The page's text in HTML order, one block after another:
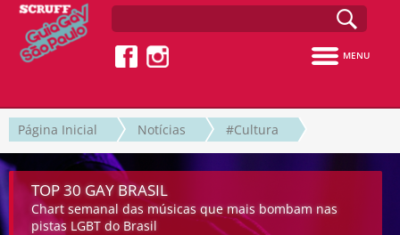
MENU
Página Inicial Notícias #Cultura
TOP 30 GAY BRASIL
Chart semanal das músicas que mais bombam nas
pistas LGBT do Brasil